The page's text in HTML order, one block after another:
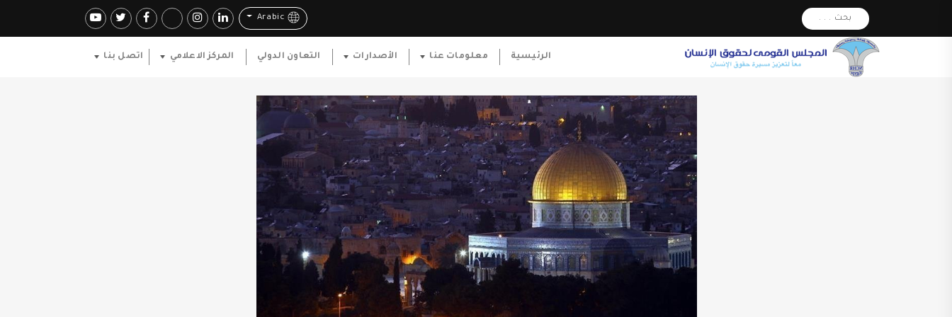
بحث . . . Arabic
الرئيسية معلومات عنا الأصدارات التعاون الدولي المركز الاعلامي اتصل بنا